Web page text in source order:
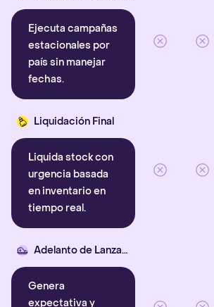
Ejecuta campañas
estacionales por
país sin manejar
fechas.
Liquidación Final
Liquida stock con
urgencia basada
en inventario en
tiempo real.
Adelanto de Lanzamiento
Genera
expectativa y